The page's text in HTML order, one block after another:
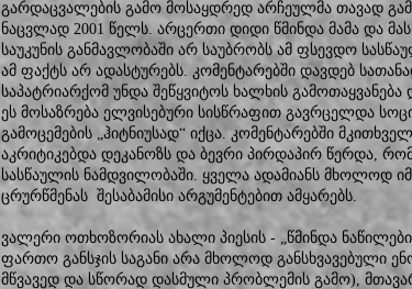
გარდაცვალების გამო მოსაყდრედ არჩეულმა თავად
ნაცვლად 2001 წელს. არცერთი დიდი წმინდა მამა და
საუკუნის განმავლობაში არ საუბრობს ამ ფსევდო
ამ ფაქტს არ ადასტურებს. კომენტარებში დავდებ
საპატრიარქომ უნდა შეწყვიტოს ხალხის
ეს მოსაზრება ელვისებური სისწრაფით გავრცელდა
გამოცემების „ჰიტნიუსად“ იქცა. კომენტარებში
აკრიტიკებდა დეკანოზს და ბევრი პირდაპირ წერდა,
სასწაულის ნამდვილობაში. ყველა ადამიანს მხოლოდ
ცრურწმენას შესაბამისი არგუმენტებით ამყარებს.
ვალერი ოთხოზორიას ახალი პიესის - „წმინდა
ფართო განსჯის საგანი არა მხოლოდ განსხვავებული
მწვავედ და სწორად დასმული პრობლემის გამო),